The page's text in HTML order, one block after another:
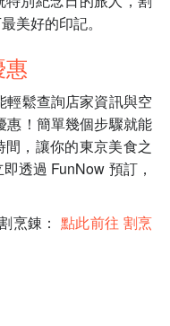
美好的印記。
輕鬆查詢店家資訊與空
惠！簡單幾個步驟就能
，讓你的東京美食之
透過 FunNow 預訂，
烹錬： 點此前往 割烹